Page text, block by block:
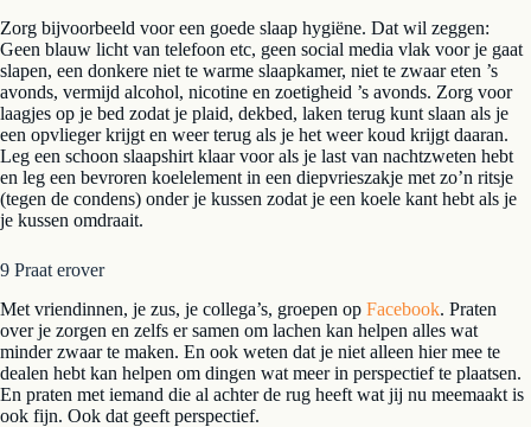
Zorg bijvoorbeeld voor een goede slaap hygiëne. Dat wil zeggen:
Geen blauw licht van telefoon etc, geen social media vlak voor je gaat
slapen, een donkere niet te warme slaapkamer, niet te zwaar eten ’s
avonds, vermijd alcohol, nicotine en zoetigheid ’s avonds. Zorg voor
laagjes op je bed zodat je plaid, dekbed, laken terug kunt slaan als je
een opvlieger krijgt en weer terug als je het weer koud krijgt daaran.
Leg een schoon slaapshirt klaar voor als je last van nachtzweten hebt
en leg een bevroren koelelement in een diepvrieszakje met zo’n ritsje
(tegen de condens) onder je kussen zodat je een koele kant hebt als je
je kussen omdraait.
9 Praat erover
Met vriendinnen, je zus, je collega’s, groepen op Facebook. Praten
over je zorgen en zelfs er samen om lachen kan helpen alles wat
minder zwaar te maken. En ook weten dat je niet alleen hier mee te
dealen hebt kan helpen om dingen wat meer in perspectief te plaatsen.
En praten met iemand die al achter de rug heeft wat jij nu meemaakt is
ook fijn. Ook dat geeft perspectief.